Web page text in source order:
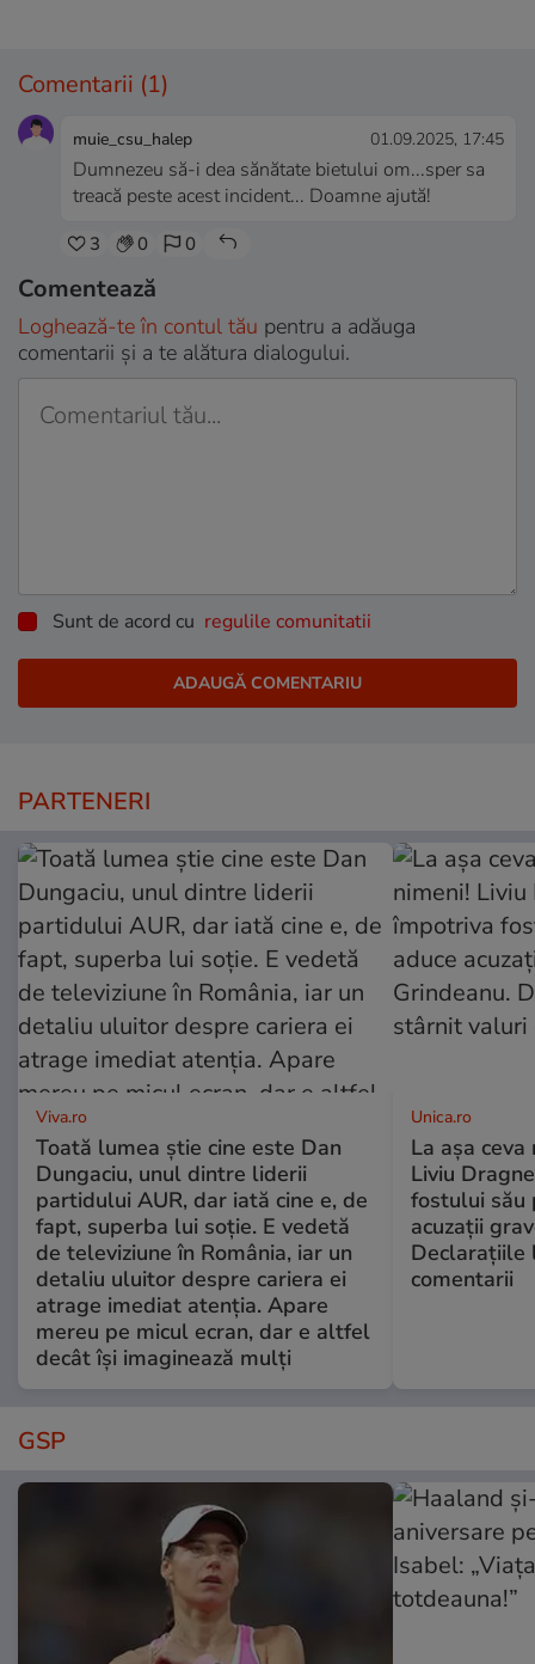
Comentarii (1)
muie_csu_halep 01.09.2025, 17:45
Dumnezeu să-i dea sănătate bietului om...sper sa
treacă peste acest incident... Doamne ajută!
3 0 0
Comentează
Loghează-te în contul tău pentru a adăuga
comentarii și a te alătura dialogului.
Sunt de acord cu regulile comunitatii
PARTENERI
Viva.ro
Toată lumea știe cine este Dan
Dungaciu, unul dintre liderii
partidului AUR, dar iată cine e, de
fapt, superba lui soție. E vedetă
de televiziune în România, iar un
detaliu uluitor despre cariera ei
atrage imediat atenția. Apare
mereu pe micul ecran, dar e altfel
decât își imaginează mulți
Unica.ro
La așa
Liviu
fostului său
acuzații
Declarațiile
comentarii
GSP